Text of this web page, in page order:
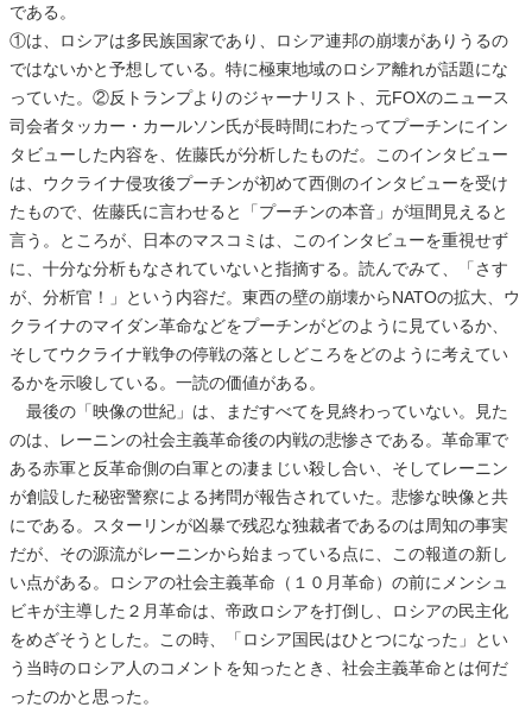
である。
①は、ロシアは多民族国家であり、ロシア連邦の崩壊がありうるの
ではないかと予想している。特に極東地域のロシア離れが話題にな
っていた。②反トランプよりのジャーナリスト、元FOXのニュース
司会者タッカー・カールソン氏が長時間にわたってプーチンにイン
タビューした内容を、佐藤氏が分析したものだ。このインタビュー
は、ウクライナ侵攻後プーチンが初めて西側のインタビューを受け
たもので、佐藤氏に言わせると「プーチンの本音」が垣間見えると
言う。ところが、日本のマスコミは、このインタビューを重視せず
に、十分な分析もなされていないと指摘する。読んでみて、「さす
が、分析官！」という内容だ。東西の壁の崩壊からNATOの拡大、ウ
クライナのマイダン革命などをプーチンがどのように見ているか、
そしてウクライナ戦争の停戦の落としどころをどのように考えてい
るかを示唆している。一読の価値がある。
最後の「映像の世紀」は、まだすべてを見終わっていない。見た
のは、レーニンの社会主義革命後の内戦の悲惨さである。革命軍で
ある赤軍と反革命側の白軍との凄まじい殺し合い、そしてレーニン
が創設した秘密警察による拷問が報告されていた。悲惨な映像と共
にである。スターリンが凶暴で残忍な独裁者であるのは周知の事実
だが、その源流がレーニンから始まっている点に、この報道の新し
い点がある。ロシアの社会主義革命（１０月革命）の前にメンシュ
ビキが主導した２月革命は、帝政ロシアを打倒し、ロシアの民主化
をめざそうとした。この時、「ロシア国民はひとつになった」とい
う当時のロシア人のコメントを知ったとき、社会主義革命とは何だ
ったのかと思った。